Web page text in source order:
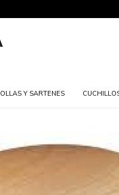
OLLAS Y SARTENES